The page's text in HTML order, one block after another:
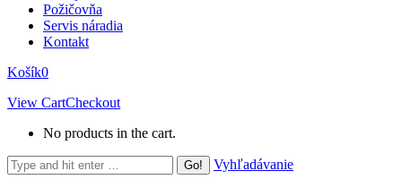
Požičovňa
Servis náradia
Kontakt
Košík0
View CartCheckout
No products in the cart.
Search:
Vyhľadávanie